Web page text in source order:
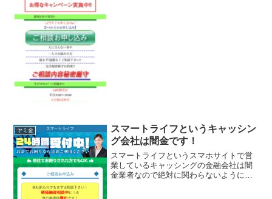
ヤミ金
スマートライフというキャッシン
グ会社は闇金です！
スマートライフというスマホサイトで営
業しているキャッシングの金融会社は闇
金業者なので絶対に関わらないようにし